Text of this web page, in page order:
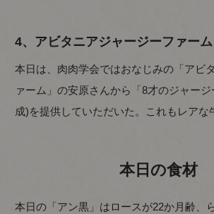
4、アビタニアジャージーファーム
本日は、肉肉学会ではおなじみの「アビ
ァーム」の安原さんから「8才のジャー
成)を提供していただいた。これもレアな
本日の食材
本日の「アン黒」はロースが22か月齢、